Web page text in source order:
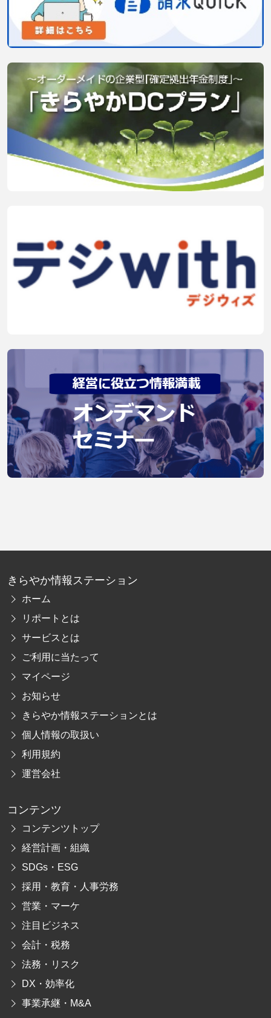
きらやか情報ステーション
ホーム
リポートとは
サービスとは
ご利用に当たって
マイページ
お知らせ
きらやか情報ステーションとは
個人情報の取扱い
利用規約
運営会社
コンテンツ
コンテンツトップ
経営計画・組織
SDGs・ESG
採用・教育・人事労務
営業・マーケ
注目ビジネス
会計・税務
法務・リスク
DX・効率化
事業承継・M&A